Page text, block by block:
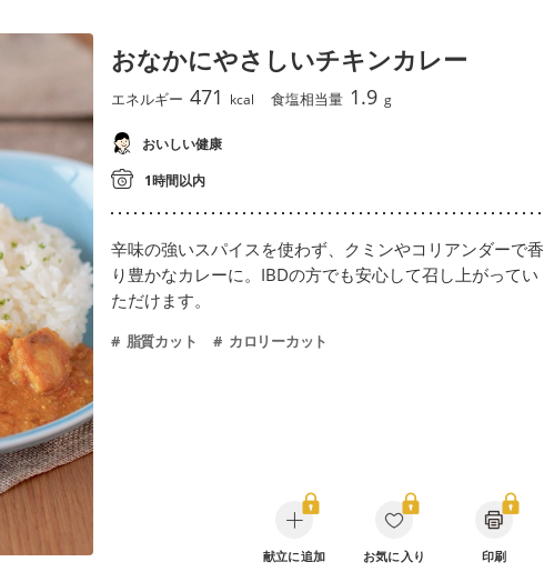
おなかにやさしいチキンカレー
エネルギー 471 kcal 食塩相当量 1.9 g
おいしい健康
1時間以内
辛味の強いスパイスを使わず、クミンやコリアンダーで香
り豊かなカレーに。IBDの方でも安心して召し上がってい
ただけます。
脂質カット カロリーカット
献立に追加 お気に入り 印刷